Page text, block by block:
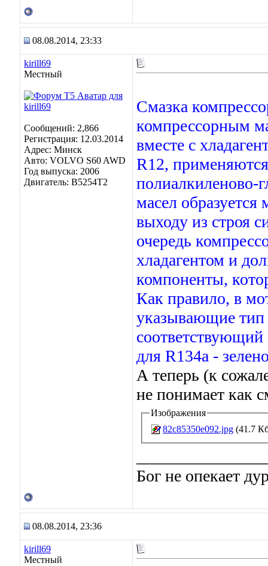
08.08.2014, 23:33
kirill69
Местный
Сообщений: 2,866
Регистрация: 12.03.2014
Адрес: Минск
Авто: VOLVO S60 AWD
Год выпуска: 2006
Двигатель: B5254T2
Смазка
компрессорным
вместе с
R12,
полиалкиленово-
масел образуется
выходу из строя
очередь
хладагентом и
компоненты,
Как правило, в
указывающие тип
для R134а -
А теперь (к
не понимает как
Изображения
82c85350e092.jpg (41.7
Бог не опекает
08.08.2014, 23:36
kirill69
Местный